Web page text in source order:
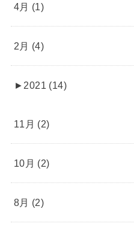
4月 (1)
2月 (4)
► 2021 (14)
11月 (2)
10月 (2)
8月 (2)